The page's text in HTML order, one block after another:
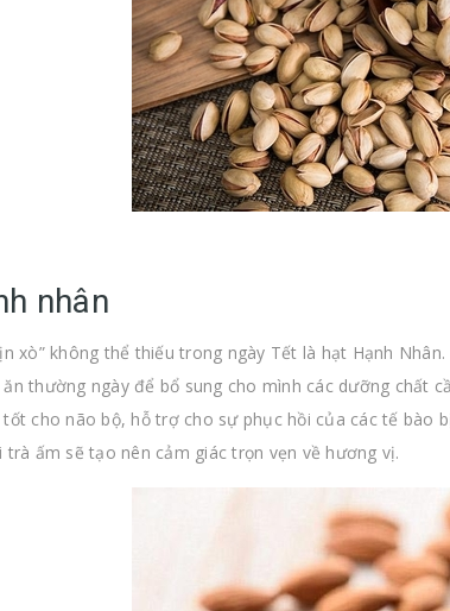
nhân
xò” không thể thiếu trong ngày Tết là hạt Hạnh
thường ngày để bổ sung cho mình các dưỡng chất
cho não bộ, hỗ trợ cho sự phục hồi của các tế bào
trà ấm sẽ tạo nên cảm giác trọn vẹn về hương vị.